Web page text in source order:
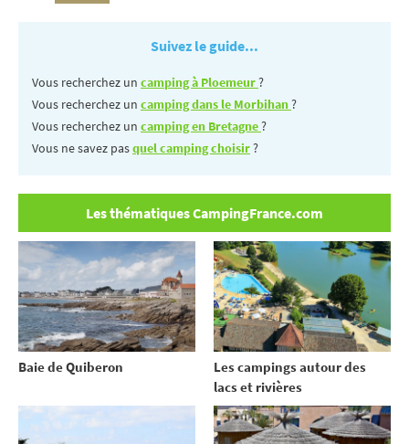
Suivez le guide...
Vous recherchez un camping à Ploemeur?
Vous recherchez un camping dans le Morbihan?
Vous recherchez un camping en Bretagne?
Vous ne savez pasquel camping choisir?
Les thématiques CampingFrance.com
Baie de Quiberon
Les campings autour des
lacs et rivières